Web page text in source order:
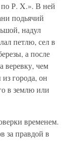
по Р. X.». В ней
подьячий
надул
петлю, сел в
а после
веревку, чем
города, он
в землю или
временем.
за правдой в